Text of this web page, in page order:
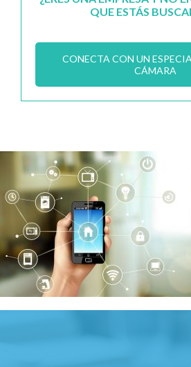
QUE ESTÁS
CONECTA CON UN
CÁMARA